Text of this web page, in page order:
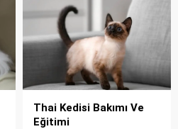
günden beri dünya
genelinde kediseverlerin
kalbini fethetmiştir. Selkirk
Rex, diğer kedi ırklarından
belirgin bir şekilde farklı olan
bu özel kürk yapısıyla ayırt
edilir...
Thai Kedisi Bakımı Ve
Eğitimi